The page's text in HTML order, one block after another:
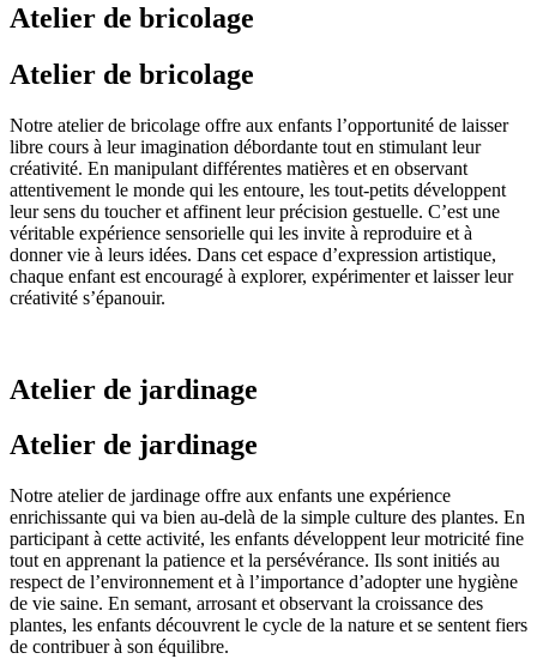
Atelier de bricolage
Atelier de bricolage
Notre atelier de bricolage offre aux enfants l’opportunité de laisser
libre cours à leur imagination débordante tout en stimulant leur
créativité. En manipulant différentes matières et en observant
attentivement le monde qui les entoure, les tout-petits développent
leur sens du toucher et affinent leur précision gestuelle. C’est une
véritable expérience sensorielle qui les invite à reproduire et à
donner vie à leurs idées. Dans cet espace d’expression artistique,
chaque enfant est encouragé à explorer, expérimenter et laisser leur
créativité s’épanouir.
Atelier de jardinage
Atelier de jardinage
Notre atelier de jardinage offre aux enfants une expérience
enrichissante qui va bien au-delà de la simple culture des plantes. En
participant à cette activité, les enfants développent leur motricité fine
tout en apprenant la patience et la persévérance. Ils sont initiés au
respect de l’environnement et à l’importance d’adopter une hygiène
de vie saine. En semant, arrosant et observant la croissance des
plantes, les enfants découvrent le cycle de la nature et se sentent fiers
de contribuer à son équilibre.